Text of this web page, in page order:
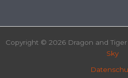
Copyright © 2026 Dragon and
Sky